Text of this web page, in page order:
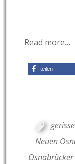
Read more…
teilen
Neuen